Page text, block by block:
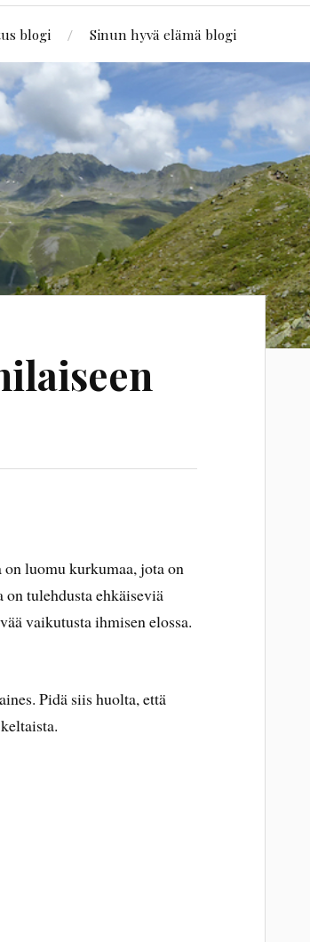
blogi Sinun hyvä elämä blogi
on luomu kurkumaa, jota on
tulehdusta ehkäiseviä
vaikutusta ihmisen elossa.
Pidä siis huolta, että